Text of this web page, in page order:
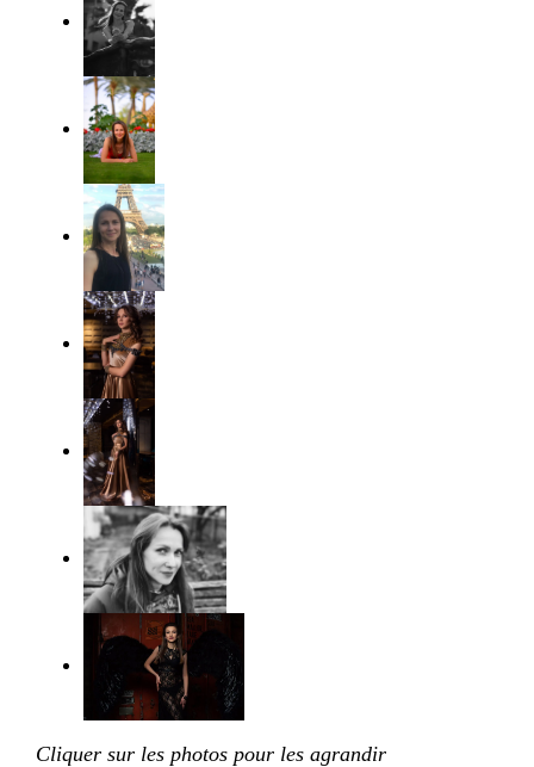
Cliquer sur les photos pour les agrandir